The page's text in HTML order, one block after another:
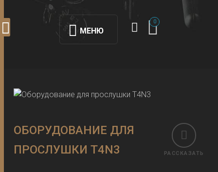
МЕНЮ
0
РАССКАЗАТЬ
ОБОРУДОВАНИЕ ДЛЯ
ПРОСЛУШКИ T4N3